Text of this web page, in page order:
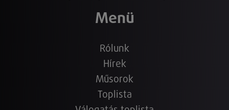
Menü
Rólunk
Hírek
Műsorok
Toplista